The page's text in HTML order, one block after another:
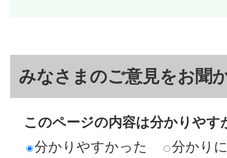
みなさまのご意見をお聞
このページの内容は分かりやす
分かりやすかった
分かり